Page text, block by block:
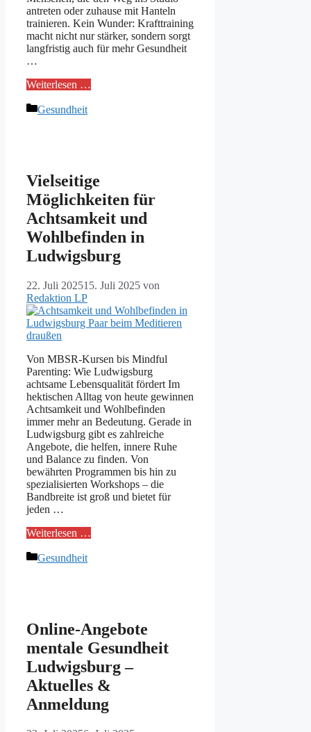
antreten oder zuhause mit Hanteln
trainieren. Kein Wunder: Krafttraining
macht nicht nur stärker, sondern sorgt
langfristig auch für mehr Gesundheit
…
Weiterlesen …
Kategorien
Gesundheit
Vielseitige
Möglichkeiten für
Achtsamkeit und
Wohlbefinden in
Ludwigsburg
22. Juli 202515. Juli 2025 von
Redaktion LP
Von MBSR-Kursen bis Mindful
Parenting: Wie Ludwigsburg
achtsame Lebensqualität fördert Im
hektischen Alltag von heute gewinnen
Achtsamkeit und Wohlbefinden
immer mehr an Bedeutung. Gerade in
Ludwigsburg gibt es zahlreiche
Angebote, die helfen, innere Ruhe
und Balance zu finden. Von
bewährten Programmen bis hin zu
spezialisierten Workshops – die
Bandbreite ist groß und bietet für
jeden …
Weiterlesen …
Kategorien
Gesundheit
Online-Angebote
mentale Gesundheit
Ludwigsburg –
Aktuelles &
Anmeldung